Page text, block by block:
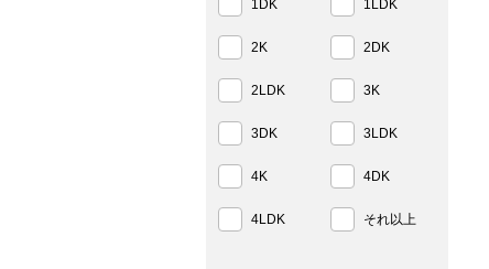
1DK 1LDK
2K 2DK
2LDK 3K
3DK 3LDK
4K 4DK
4LDK それ以上